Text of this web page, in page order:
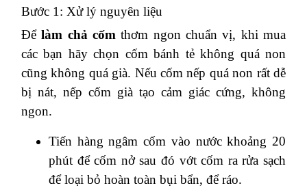
Bước 1: Xử lý nguyên liệu
Đểlàm chả cốm thơm ngon chuẩn vị, khi mua
các bạn hãy chọn cốm bánh tẻ không quá non
cũng không quá già. Nếu cốm nếp quá non rất dễ
bị nát, nếp cốm già tạo cảm giác cứng, không
ngon.
Tiến hàng ngâm cốm vào nước khoảng 20
phút để cốm nở sau đó vớt cốm ra rửa sạch
để loại bỏ hoàn toàn bụi bẩn, để ráo.